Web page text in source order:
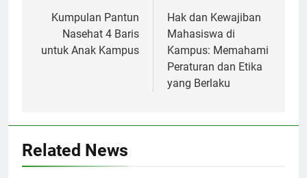
navigation
Kumpulan Pantun
Nasehat 4 Baris
untuk Anak Kampus
Hak dan Kewajiban
Mahasiswa di
Kampus: Memahami
Peraturan dan Etika
yang Berlaku
Related News